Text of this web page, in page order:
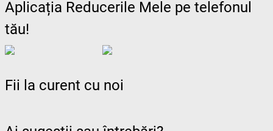
Aplicația Reducerile Mele pe telefonul
tău!
Fii la curent cu noi